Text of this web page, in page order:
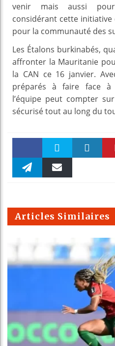
venir mais aussi
considérant cette initiative
pour la communauté des
Les Étalons burkinabés,
affronter la Mauritanie
la CAN ce 16 janvier.
préparés à faire face à
l’équipe peut compter
sécurisé tout au long du
Faceboo Twitter
m
Articles Similaires